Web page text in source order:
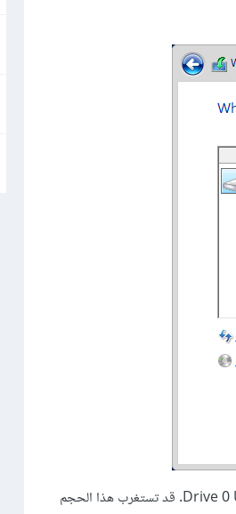
ستلاحظ من خلال النافذة السابقة أنّ القرص الصلب عندي حجمه 60 جيغا بايت وهو غير مخصّص بعد Drive 0 Unallocated Space. قد تستغرب هذا الحجم